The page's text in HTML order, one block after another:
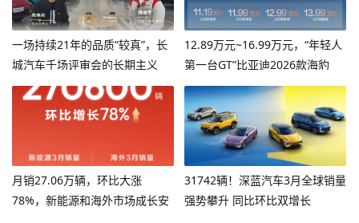
一场持续21年的品质“较真”，长
城汽车千场评审会的长期主义
12.89万元~16.99万元，“年轻人
第一台GT”比亚迪2026款海豹
06GT焕新上市！
月销27.06万辆，环比大涨
78%，新能源和海外市场成长安
31742辆！深蓝汽车3月全球销量
强势攀升 同比环比双增长